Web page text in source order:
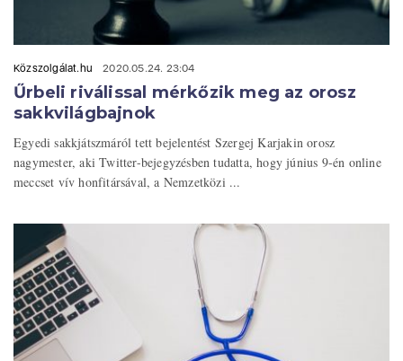
Közszolgálat.hu 2020.05.24. 23:04
Űrbeli riválissal mérkőzik meg az orosz
sakkvilágbajnok
Egyedi sakkjátszmáról tett bejelentést Szergej Karjakin orosz
nagymester, aki Twitter-bejegyzésben tudatta, hogy június 9-én online
meccset vív honfitársával, a Nemzetközi ...